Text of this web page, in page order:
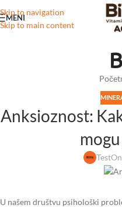
Skip to navigation
Skip to main content
MENI
Anksioznost:
Test
U našem društvu psihološki